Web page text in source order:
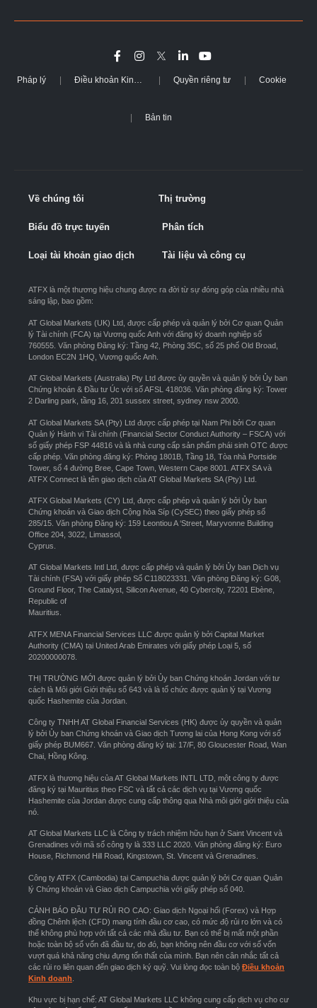
Pháp lý Điều khoản Kinh doanh Quyền riêng tư Cookie
Bản tin
Về chúng tôi Thị trường
Biểu đồ trực tuyến Phân tích
Loại tài khoản giao dịch Tài liệu và công cụ
ATFX là một thương hiệu chung được ra đời từ sự đóng góp của nhiều nhà
sáng lập, bao gồm:
AT Global Markets (UK) Ltd, được cấp phép và quản lý bởi Cơ quan Quản
lý Tài chính (FCA) tại Vương quốc Anh với đăng ký doanh nghiệp số
760555. Văn phòng Đăng ký: Tầng 42, Phòng 35C, số 25 phố Old Broad,
London EC2N 1HQ, Vương quốc Anh.
AT Global Markets (Australia) Pty Ltd được ủy quyền và quản lý bởi Ủy ban
Chứng khoán & Đầu tư Úc với số AFSL 418036. Văn phòng đăng ký: Tower
2 Darling park, tầng 16, 201 sussex street, sydney nsw 2000.
AT Global Markets SA (Pty) Ltd được cấp phép tại Nam Phi bởi Cơ quan
Quản lý Hành vi Tài chính (Financial Sector Conduct Authority – FSCA) với
số giấy phép FSP 44816 và là nhà cung cấp sản phẩm phái sinh OTC được
cấp phép. Văn phòng đăng ký: Phòng 1801B, Tầng 18, Tòa nhà Portside
Tower, số 4 đường Bree, Cape Town, Western Cape 8001. ATFX SA và
ATFX Connect là tên giao dịch của AT Global Markets SA (Pty) Ltd.
ATFX Global Markets (CY) Ltd, được cấp phép và quản lý bởi Ủy ban
Chứng khoán và Giao dịch Cộng hòa Síp (CySEC) theo giấy phép số
285/15. Văn phòng Đăng ký: 159 Leontiou A ‘Street, Maryvonne Building
Office 204, 3022, Limassol,
Cyprus.
AT Global Markets Intl Ltd, được cấp phép và quản lý bởi Ủy ban Dịch vụ
Tài chính (FSA) với giấy phép Số C118023331. Văn phòng Đăng ký: G08,
Ground Floor, The Catalyst, Silicon Avenue, 40 Cybercity, 72201 Ebène,
Republic of
Mauritius.
ATFX MENA Financial Services LLC được quản lý bởi Capital Market
Authority (CMA) tại United Arab Emirates với giấy phép Loại 5, số
20200000078.
THỊ TRƯỜNG MỚI được quản lý bởi Ủy ban Chứng khoán Jordan với tư
cách là Môi giới Giới thiệu số 643 và là tổ chức được quản lý tại Vương
quốc Hashemite của Jordan.
Công ty TNHH AT Global Financial Services (HK) được ủy quyền và quản
lý bởi Ủy ban Chứng khoán và Giao dịch Tương lai của Hong Kong với số
giấy phép BUM667. Văn phòng đăng ký tại: 17/F, 80 Gloucester Road, Wan
Chai, Hồng Kông.
ATFX là thương hiệu của AT Global Markets INTL LTD, một công ty được
đăng ký tại Mauritius theo FSC và tất cả các dịch vụ tại Vương quốc
Hashemite của Jordan được cung cấp thông qua Nhà môi giới giới thiệu của
nó.
AT Global Markets LLC là Công ty trách nhiệm hữu hạn ở Saint Vincent và
Grenadines với mã số công ty là 333 LLC 2020. Văn phòng đăng ký: Euro
House, Richmond Hill Road, Kingstown, St. Vincent và Grenadines.
Công ty ATFX (Cambodia) tại Campuchia được quản lý bởi Cơ quan Quản
lý Chứng khoán và Giao dịch Campuchia với giấy phép số 040.
CẢNH BÁO ĐẦU TƯ RỦI RO CAO: Giao dịch Ngoại hối (Forex) và Hợp
đồng Chênh lệch (CFD) mang tính đầu cơ cao, có mức độ rủi ro lớn và có
thể không phù hợp với tất cả các nhà đầu tư. Bạn có thể bị mất một phần
hoặc toàn bộ số vốn đã đầu tư, do đó, bạn không nên đầu cơ với số vốn
vượt quá khả năng chịu đựng tổn thất của mình. Bạn nên cân nhắc tất cả
các rủi ro liên quan đến giao dịch ký quỹ. Vui lòng đọc toàn bộ Điều khoản
Kinh doanh
Khu vực bị hạn chế: AT Global Markets LLC không cung cấp dịch vụ cho cư